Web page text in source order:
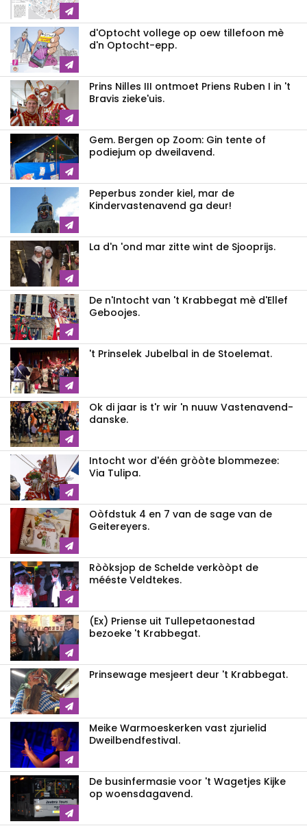
d'Optocht vollege op oew tillefoon mè
d'n Optocht-epp.
Prins Nilles III ontmoet Priens Ruben I in 't
Bravis zieke'uis.
Gem. Bergen op Zoom: Gin tente of
podiejum op dweilavend.
Peperbus zonder kiel, mar de
Kindervastenavend ga deur!
La d'n 'ond mar zitte wint de Sjooprijs.
De n'Intocht van 't Krabbegat mè d'Ellef
Geboojes.
't Prinselek Jubelbal in de Stoelemat.
Ok di jaar is t'r wir 'n nuuw Vastenavend-
danske.
Intocht wor d'één gròòte blommezee:
Via Tulipa.
Oòfdstuk 4 en 7 van de sage van de
Geitereyers.
Ròòksjop de Schelde verkòòpt de
mééste Veldtekes.
(Ex) Priense uit Tullepetaonestad
bezoeke 't Krabbegat.
Prinsewage mesjeert deur 't Krabbegat.
Meike Warmoeskerken vast zjurielid
Dweilbendfestival.
De businfermasie voor 't Wagetjes Kijke
op woensdagavend.